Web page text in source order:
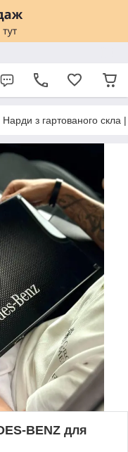
Нарди з гартованого скла
BENZ для